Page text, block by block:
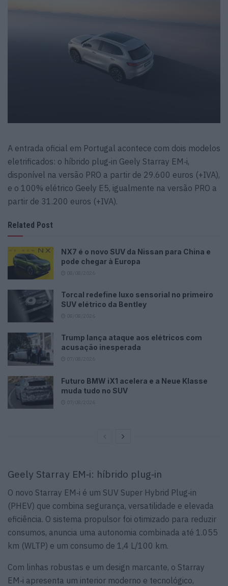
A entrada oficial em Portugal acontece com dois modelos
eletrificados: o híbrido plug‑in Geely Starray EM‑i,
disponível na versão PRO a partir de 29.600 euros (+IVA),
e o 100% elétrico Geely E5, igualmente na versão PRO a
partir de 31.200 euros (+IVA).
Related Post
NX7 é o novo SUV da Nissan para China e
pode chegar à Europa
Torcal redefine luxo sensorial no primeiro
SUV elétrico da Bentley
Trump lança ataque aos elétricos com
acusação inesperada
Futuro BMW iX1 acelera e a Neue Klasse
muda tudo no SUV
Geely Starray EM‑i: híbrido plug‑in
O novo Starray EM‑i é um SUV Super Hybrid Plug‑in
(PHEV) que combina segurança, versatilidade e elevada
eficiência. O sistema propulsor foi otimizado para reduzir
consumos, anuncia uma autonomia combinada até 1.055
km (WLTP) e um consumo de 1,4 L/100 km.
Com linhas robustas e um design marcante, o Starray
EM‑i apresenta um interior moderno e tecnológico,